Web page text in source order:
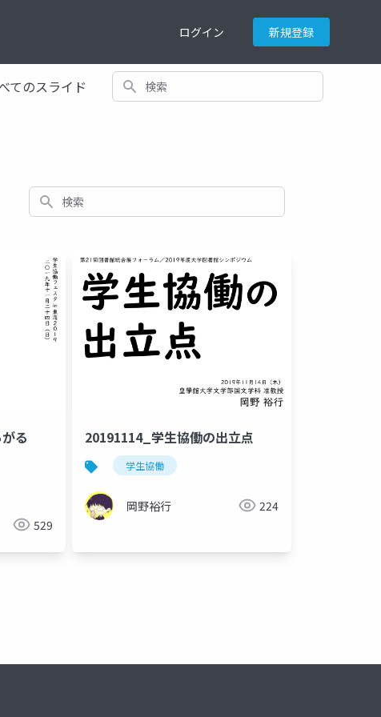
ログイン 新規登録
てのスライド 検索
検索
る
529
20191114_学生協働の出立点
学生協働
岡野裕行 224